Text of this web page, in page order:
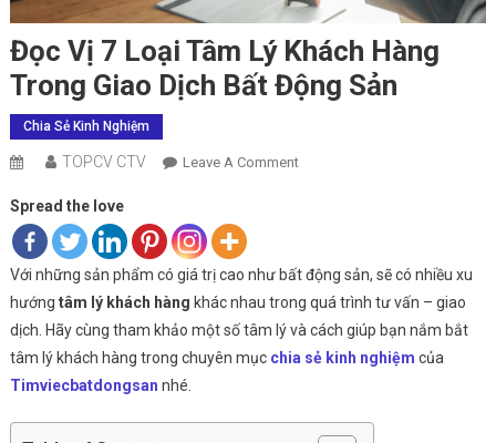
Đọc Vị 7 Loại Tâm Lý Khách Hàng
Trong Giao Dịch Bất Động Sản
Chia Sẻ Kinh Nghiệm
TOPCV CTV Leave A CommentOn
Tâm
Lý
Khách
Hàng
Spread the love
Với những sản phẩm có giá trị cao như bất động sản, sẽ có nhiều xu
hướng tâm lý khách hàng khác nhau trong quá trình tư vấn – giao
dịch. Hãy cùng tham khảo một số tâm lý và cách giúp bạn nắm bắt
tâm lý khách hàng trong chuyên mục chia sẻ kinh nghiệm của
Timviecbatdongsan nhé.